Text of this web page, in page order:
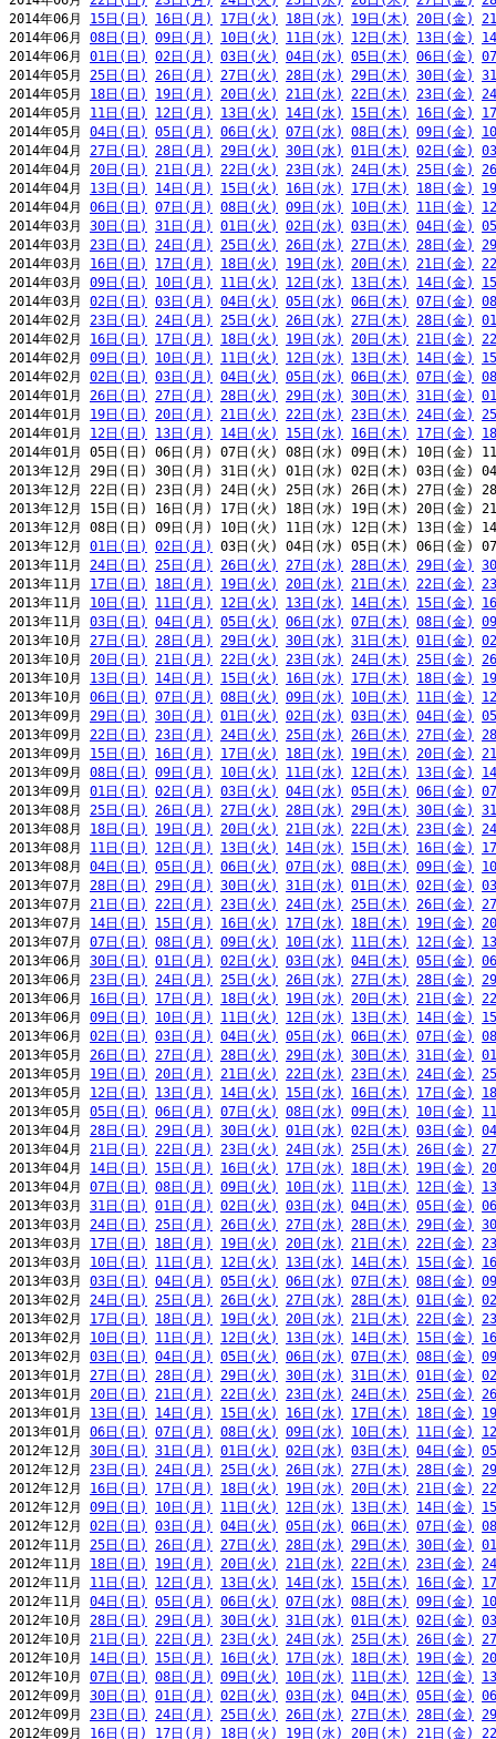
2014年06月 15日(日) 16日(月) 17日(火) 18日(水) 19日(木) 20日(金)
2014年06月 08日(日) 09日(月) 10日(火) 11日(水) 12日(木) 13日(金)
2014年06月 01日(日) 02日(月) 03日(火) 04日(水) 05日(木) 06日(金)
2014年05月 25日(日) 26日(月) 27日(火) 28日(水) 29日(木) 30日(金)
2014年05月 18日(日) 19日(月) 20日(火) 21日(水) 22日(木) 23日(金)
2014年05月 11日(日) 12日(月) 13日(火) 14日(水) 15日(木) 16日(金)
2014年05月 04日(日) 05日(月) 06日(火) 07日(水) 08日(木) 09日(金)
2014年04月 27日(日) 28日(月) 29日(火) 30日(水) 01日(木) 02日(金)
2014年04月 20日(日) 21日(月) 22日(火) 23日(水) 24日(木) 25日(金)
2014年04月 13日(日) 14日(月) 15日(火) 16日(水) 17日(木) 18日(金)
2014年04月 06日(日) 07日(月) 08日(火) 09日(水) 10日(木) 11日(金)
2014年03月 30日(日) 31日(月) 01日(火) 02日(水) 03日(木) 04日(金)
2014年03月 23日(日) 24日(月) 25日(火) 26日(水) 27日(木) 28日(金)
2014年03月 16日(日) 17日(月) 18日(火) 19日(水) 20日(木) 21日(金)
2014年03月 09日(日) 10日(月) 11日(火) 12日(水) 13日(木) 14日(金)
2014年03月 02日(日) 03日(月) 04日(火) 05日(水) 06日(木) 07日(金)
2014年02月 23日(日) 24日(月) 25日(火) 26日(水) 27日(木) 28日(金)
2014年02月 16日(日) 17日(月) 18日(火) 19日(水) 20日(木) 21日(金)
2014年02月 09日(日) 10日(月) 11日(火) 12日(水) 13日(木) 14日(金)
2014年02月 02日(日) 03日(月) 04日(火) 05日(水) 06日(木) 07日(金)
2014年01月 26日(日) 27日(月) 28日(火) 29日(水) 30日(木) 31日(金)
2014年01月 19日(日) 20日(月) 21日(火) 22日(水) 23日(木) 24日(金)
2014年01月 12日(日) 13日(月) 14日(火) 15日(水) 16日(木) 17日(金)
2014年01月 05日(日) 06日(月) 07日(火) 08日(水) 09日(木) 10日(金)
2013年12月 29日(日) 30日(月) 31日(火) 01日(水) 02日(木) 03日(金)
2013年12月 22日(日) 23日(月) 24日(火) 25日(水) 26日(木) 27日(金)
2013年12月 15日(日) 16日(月) 17日(火) 18日(水) 19日(木) 20日(金)
2013年12月 08日(日) 09日(月) 10日(火) 11日(水) 12日(木) 13日(金)
2013年12月 01日(日) 02日(月)
03日(火) 04日(水) 05日(木) 06日(金)
2013年11月 24日(日) 25日(月) 26日(火) 27日(水) 28日(木) 29日(金)
2013年11月 17日(日) 18日(月) 19日(火) 20日(水) 21日(木) 22日(金)
2013年11月 10日(日) 11日(月) 12日(火) 13日(水) 14日(木) 15日(金)
2013年11月 03日(日) 04日(月) 05日(火) 06日(水) 07日(木) 08日(金)
2013年10月 27日(日) 28日(月) 29日(火) 30日(水) 31日(木) 01日(金)
2013年10月 20日(日) 21日(月) 22日(火) 23日(水) 24日(木) 25日(金)
2013年10月 13日(日) 14日(月) 15日(火) 16日(水) 17日(木) 18日(金)
2013年10月 06日(日) 07日(月) 08日(火) 09日(水) 10日(木) 11日(金)
2013年09月 29日(日) 30日(月) 01日(火) 02日(水) 03日(木) 04日(金)
2013年09月 22日(日) 23日(月) 24日(火) 25日(水) 26日(木) 27日(金)
2013年09月 15日(日) 16日(月) 17日(火) 18日(水) 19日(木) 20日(金)
2013年09月 08日(日) 09日(月) 10日(火) 11日(水) 12日(木) 13日(金)
2013年09月 01日(日) 02日(月) 03日(火) 04日(水) 05日(木) 06日(金)
2013年08月 25日(日) 26日(月) 27日(火) 28日(水) 29日(木) 30日(金)
2013年08月 18日(日) 19日(月) 20日(火) 21日(水) 22日(木) 23日(金)
2013年08月 11日(日) 12日(月) 13日(火) 14日(水) 15日(木) 16日(金)
2013年08月 04日(日) 05日(月) 06日(火) 07日(水) 08日(木) 09日(金)
2013年07月 28日(日) 29日(月) 30日(火) 31日(水) 01日(木) 02日(金)
2013年07月 21日(日) 22日(月) 23日(火) 24日(水) 25日(木) 26日(金)
2013年07月 14日(日) 15日(月) 16日(火) 17日(水) 18日(木) 19日(金)
2013年07月 07日(日) 08日(月) 09日(火) 10日(水) 11日(木) 12日(金)
2013年06月 30日(日) 01日(月) 02日(火) 03日(水) 04日(木) 05日(金)
2013年06月 23日(日) 24日(月) 25日(火) 26日(水) 27日(木) 28日(金)
2013年06月 16日(日) 17日(月) 18日(火) 19日(水) 20日(木) 21日(金)
2013年06月 09日(日) 10日(月) 11日(火) 12日(水) 13日(木) 14日(金)
2013年06月 02日(日) 03日(月) 04日(火) 05日(水) 06日(木) 07日(金)
2013年05月 26日(日) 27日(月) 28日(火) 29日(水) 30日(木) 31日(金)
2013年05月 19日(日) 20日(月) 21日(火) 22日(水) 23日(木) 24日(金)
2013年05月 12日(日) 13日(月) 14日(火) 15日(水) 16日(木) 17日(金)
2013年05月 05日(日) 06日(月) 07日(火) 08日(水) 09日(木) 10日(金)
2013年04月 28日(日) 29日(月) 30日(火) 01日(水) 02日(木) 03日(金)
2013年04月 21日(日) 22日(月) 23日(火) 24日(水) 25日(木) 26日(金)
2013年04月 14日(日) 15日(月) 16日(火) 17日(水) 18日(木) 19日(金)
2013年04月 07日(日) 08日(月) 09日(火) 10日(水) 11日(木) 12日(金)
2013年03月 31日(日) 01日(月) 02日(火) 03日(水) 04日(木) 05日(金)
2013年03月 24日(日) 25日(月) 26日(火) 27日(水) 28日(木) 29日(金)
2013年03月 17日(日) 18日(月) 19日(火) 20日(水) 21日(木) 22日(金)
2013年03月 10日(日) 11日(月) 12日(火) 13日(水) 14日(木) 15日(金)
2013年03月 03日(日) 04日(月) 05日(火) 06日(水) 07日(木) 08日(金)
2013年02月 24日(日) 25日(月) 26日(火) 27日(水) 28日(木) 01日(金)
2013年02月 17日(日) 18日(月) 19日(火) 20日(水) 21日(木) 22日(金)
2013年02月 10日(日) 11日(月) 12日(火) 13日(水) 14日(木) 15日(金)
2013年02月 03日(日) 04日(月) 05日(火) 06日(水) 07日(木) 08日(金)
2013年01月 27日(日) 28日(月) 29日(火) 30日(水) 31日(木) 01日(金)
2013年01月 20日(日) 21日(月) 22日(火) 23日(水) 24日(木) 25日(金)
2013年01月 13日(日) 14日(月) 15日(火) 16日(水) 17日(木) 18日(金)
2013年01月 06日(日) 07日(月) 08日(火) 09日(水) 10日(木) 11日(金)
2012年12月 30日(日) 31日(月) 01日(火) 02日(水) 03日(木) 04日(金)
2012年12月 23日(日) 24日(月) 25日(火) 26日(水) 27日(木) 28日(金)
2012年12月 16日(日) 17日(月) 18日(火) 19日(水) 20日(木) 21日(金)
2012年12月 09日(日) 10日(月) 11日(火) 12日(水) 13日(木) 14日(金)
2012年12月 02日(日) 03日(月) 04日(火) 05日(水) 06日(木) 07日(金)
2012年11月 25日(日) 26日(月) 27日(火) 28日(水) 29日(木) 30日(金)
2012年11月 18日(日) 19日(月) 20日(火) 21日(水) 22日(木) 23日(金)
2012年11月 11日(日) 12日(月) 13日(火) 14日(水) 15日(木) 16日(金)
2012年11月 04日(日) 05日(月) 06日(火) 07日(水) 08日(木) 09日(金)
2012年10月 28日(日) 29日(月) 30日(火) 31日(水) 01日(木) 02日(金)
2012年10月 21日(日) 22日(月) 23日(火) 24日(水) 25日(木) 26日(金)
2012年10月 14日(日) 15日(月) 16日(火) 17日(水) 18日(木) 19日(金)
2012年10月 07日(日) 08日(月) 09日(火) 10日(水) 11日(木) 12日(金)
2012年09月 30日(日) 01日(月) 02日(火) 03日(水) 04日(木) 05日(金)
2012年09月 23日(日) 24日(月) 25日(火) 26日(水) 27日(木) 28日(金)
2012年09月 16日(日) 17日(月) 18日(火) 19日(水) 20日(木) 21日(金)